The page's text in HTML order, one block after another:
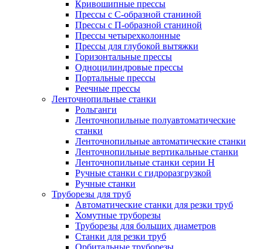
Кривошипные прессы
Прессы с С-образной станиной
Прессы с П-образной станиной
Прессы четырехколонные
Прессы для глубокой вытяжки
Горизонтальные прессы
Одноцилиндровые прессы
Портальные прессы
Реечные прессы
Ленточнопильные станки
Рольганги
Ленточнопильные полуавтоматические
станки
Ленточнопильные автоматические станки
Ленточнопильные вертикальные станки
Ленточнопильные станки серии H
Ручные станки с гидроразгрузкой
Ручные станки
Труборезы для труб
Автоматические станки для резки труб
Хомутные труборезы
Труборезы для больших диаметров
Станки для резки труб
Орбитальные труборезы